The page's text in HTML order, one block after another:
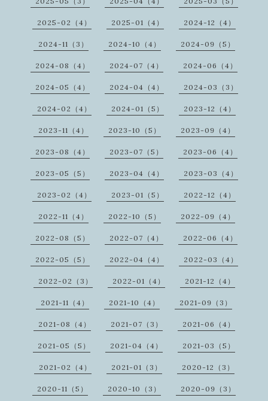
2025-02（4） 2025-01（4） 2024-12（4）
2024-11（3） 2024-10（4） 2024-09（5）
2024-08（4） 2024-07（4） 2024-06（4）
2024-05（4） 2024-04（4） 2024-03（3）
2024-02（4） 2024-01（5） 2023-12（4）
2023-11（4） 2023-10（5） 2023-09（4）
2023-08（4） 2023-07（5） 2023-06（4）
2023-05（5） 2023-04（4） 2023-03（4）
2023-02（4） 2023-01（5） 2022-12（4）
2022-11（4） 2022-10（5） 2022-09（4）
2022-08（5） 2022-07（4） 2022-06（4）
2022-05（5） 2022-04（4） 2022-03（4）
2022-02（3） 2022-01（4） 2021-12（4）
2021-11（4） 2021-10（4） 2021-09（3）
2021-08（4） 2021-07（3） 2021-06（4）
2021-05（5） 2021-04（4） 2021-03（5）
2021-02（4） 2021-01（3） 2020-12（3）
2020-11（5） 2020-10（3） 2020-09（3）